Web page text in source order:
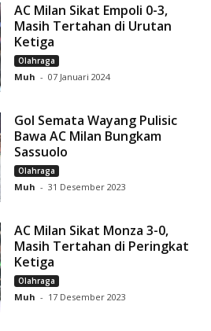
AC Milan Sikat Empoli 0-3,
Masih Tertahan di Urutan
Ketiga
Olahraga
Muh - 07 Januari 2024
Gol Semata Wayang Pulisic
Bawa AC Milan Bungkam
Sassuolo
Olahraga
Muh - 31 Desember 2023
AC Milan Sikat Monza 3-0,
Masih Tertahan di Peringkat
Ketiga
Olahraga
Muh - 17 Desember 2023